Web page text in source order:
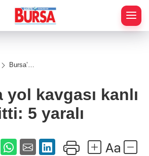
Bursa’da
bitti: 5
yaralı
yol kavgası kanlı
5 yaralı